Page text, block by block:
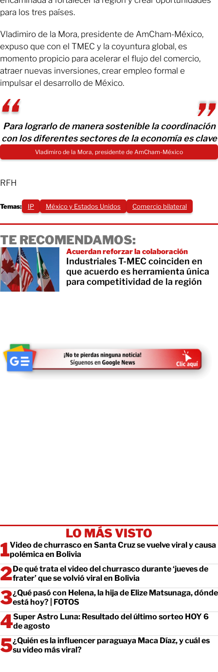
para los tres países.
Vladimiro de la Mora, presidente de AmCham-México,
expuso que con el TMEC y la coyuntura global, es
momento propicio para acelerar el flujo del comercio,
atraer nuevas inversiones, crear empleo formal e
impulsar el desarrollo de México.
Para lograrlo de manera sostenible la coordinación
con los diferentes sectores de la economía es clave
Vladimiro de la Mora, presidente de AmCham-México
RFH
Temas: IP México y Estados Unidos Comercio bilateral
TE RECOMENDAMOS:
Acuerdan reforzar la colaboración
Industriales T-MEC coinciden en
que acuerdo es herramienta única
para competitividad de la región
LO MÁS VISTO
Video de churrasco en Santa Cruz se vuelve viral y causa
polémica en Bolivia
De qué trata el video del churrasco durante ‘jueves de
frater’ que se volvió viral en Bolivia
¿Qué pasó con Helena, la hija de Elize Matsunaga, dónde
está hoy? | FOTOS
Super Astro Luna: Resultado del último sorteo HOY 6
de agosto
¿Quién es la influencer paraguaya Maca Díaz, y cuál es
su video más viral?